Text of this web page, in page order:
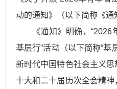
动的通知》（以下简称《
《通知》明确，
基层行”活动（以下简称“基
新时代中国特色社会主义
十大和二十届历次全会精